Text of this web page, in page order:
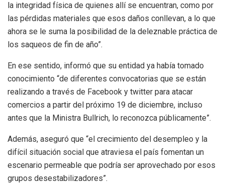
la integridad física de quienes allí se encuentran, como por
las pérdidas materiales que esos daños conllevan, a lo que
ahora se le suma la posibilidad de la deleznable práctica de
los saqueos de fin de año”.
En ese sentido, informó que su entidad ya había tomado
conocimiento “de diferentes convocatorias que se están
realizando a través de Facebook y twitter para atacar
comercios a partir del próximo 19 de diciembre, incluso
antes que la Ministra Bullrich, lo reconozca públicamente”.
Además, aseguró que “el crecimiento del desempleo y la
difícil situación social que atraviesa el país fomentan un
escenario permeable que podría ser aprovechado por esos
grupos desestabilizadores”.